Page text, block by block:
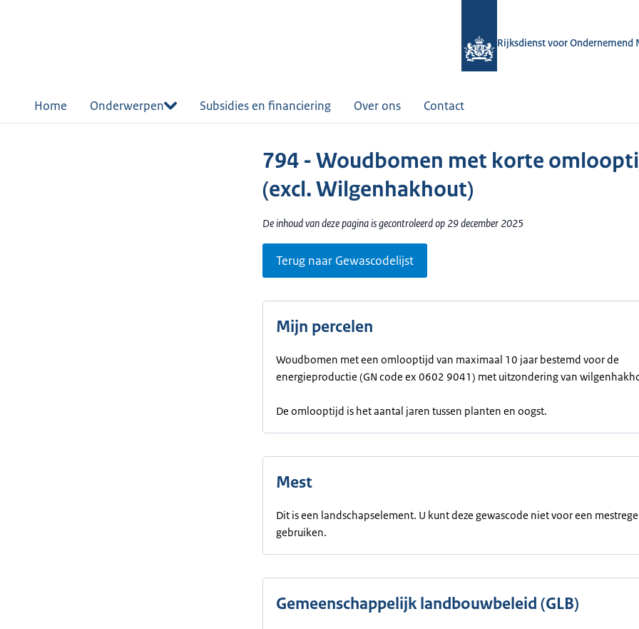
Rijksdienst voor Ondernemend
Home Onderwerpen Subsidies en financiering Over ons Contact
794 - Woudbomen met korte
(excl. Wilgenhakhout)
De inhoud van deze pagina is gecontroleerd op 29 december 2025
Terug naar Gewascodelijst
Mijn percelen
Woudbomen met een omlooptijd van maximaal 10 jaar bestemd voor de
energieproductie (GN code ex 0602 9041) met uitzondering van
De omlooptijd is het aantal jaren tussen planten en oogst.
Mest
Dit is een landschapselement. U kunt deze gewascode niet voor een
gebruiken.
Gemeenschappelijk landbouwbeleid (GLB)